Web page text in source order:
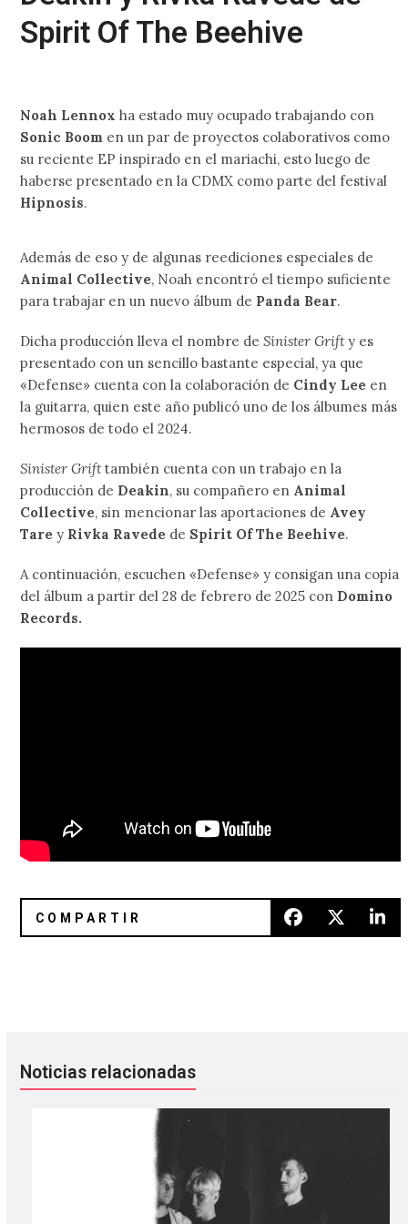
Spirit Of The Beehive
Noah Lennoxha estado muy ocupado trabajando con
Sonic Boom en un par de proyectos colaborativos como
su reciente EP inspirado en el mariachi, esto luego de
haberse presentado en la CDMX como parte del festival
Hipnosis.
Además de eso y de algunas reediciones especiales de
Animal Collective, Noah encontró el tiempo suficiente
para trabajar en un nuevo álbum de Panda Bear.
Dicha producción lleva el nombre deSinister Grifty es
presentado con un sencillo bastante especial, ya que
«Defense» cuenta con la colaboración de Cindy Lee en
la guitarra, quien este año publicó uno de los álbumes más
hermosos de todo el 2024.
Sinister Grifttambién cuenta con un trabajo en la
producción de Deakin, su compañero en Animal
Collective, sin mencionar las aportaciones de Avey
Tare y Rivka Ravede de Spirit Of The Beehive.
A continuación, escuchen «Defense» y consigan una copia
del álbum a partir del 28 de febrero de 2025 con Domino
Records.
Noticias relacionadas